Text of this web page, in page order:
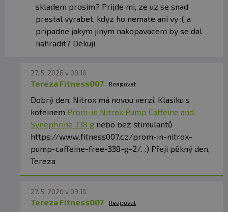
Minimálna trvanlivosť: pozri obal
Upozornenie:Výživový doplnok. Výrobok nie je vhodný
pre deti, tehotné a dojčiace ženy, osoby s ochoreniami
poruchami krvného tlaku. Uchovávajte mimo dosahu
detí. Uchovávajte v suchu, chráňte pred priamym
dobre uzatvorený a aby bol dodržaný spôsob prípravy.
Neprekračujte odporúčanú dennú dávku. Výrobca
nezodpovedá za škody spôsobené nesprávnym
používaním alebo skladovaním. Výrobok nie je náhradou
pestrej stravy.
výrobku sú zvýraznené
skladem prosim? Prijde mi, ze uz se snad
prestal vyrabet, kdyz ho nemate ani vy :( a
pripadne jakym jinym nakopavacem by se dal
nahradit? Dekuji
27. 5. 2026 v 09:10
Tereza Fitness007 Reagovat
Dobrý den, Nitrox má novou verzi. Klasiku s
kofeinem Prom-in Nitrox Pump Caffeine and
Synephrine 338 g nebo bez stimulantů
https://www.fitness007.cz/prom-in-nitrox-
pump-caffeine-free-338-g-2/. :) Přeji pěkný den,
Tereza
27. 5. 2026 v 09:10
Tereza Fitness007 Reagovat